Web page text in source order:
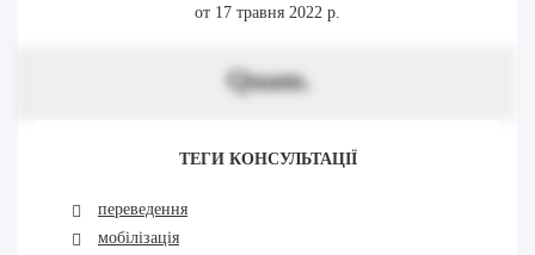
от 17 травня 2022 р.
Quam.
ТЕГИ КОНСУЛЬТАЦІЇ
переведення
мобілізація